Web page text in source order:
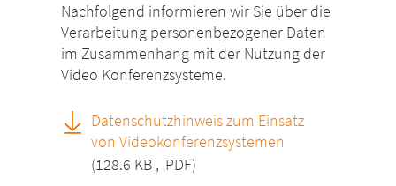
Nachfolgend informieren wir Sie über die
Verarbeitung personenbezogener Daten
im Zusammenhang mit der Nutzung der
Video Konferenzsysteme.
Datenschutzhinweis zum Einsatz
von Videokonferenzsystemen
(128.6 KB , PDF)